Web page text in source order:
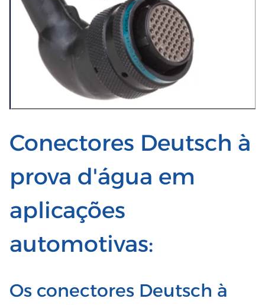
Conectores Deutsch à
prova d'água em
aplicações
automotivas:
Os conectores Deutsch à